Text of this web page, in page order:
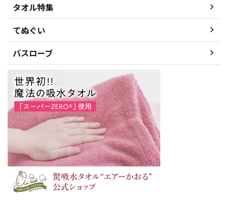
タオル特集
てぬぐい
バスローブ